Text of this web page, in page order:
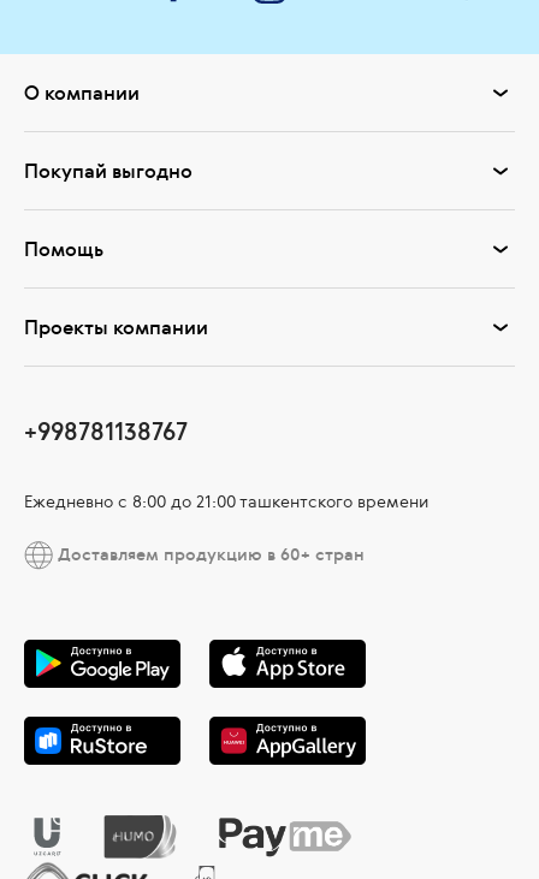
О компании
Покупай выгодно
Помощь
Проекты компании
+998781138767
Ежедневно с 8:00 до 21:00 ташкентского времени
Доставляем продукцию в 60+ стран